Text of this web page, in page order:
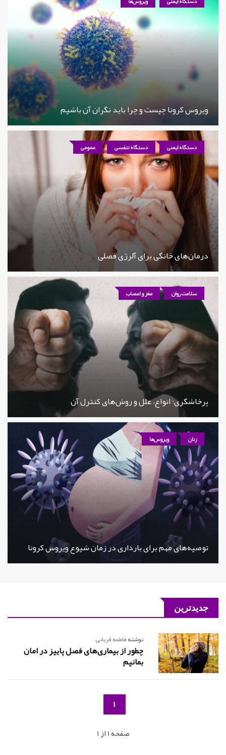
ویروس کرونا چیست و چرا باید نگران آن باشیم
دستگاه ایمنی دستگاه تنفسی عمومی
درمان‌های خانگی برای آلرژی فصلی
سلامت روان مغز و اعصاب
پرخاشگری؛ انواع، علل و روش‌های کنترل آن
زنان ویروس‌ها
توصیه‌های مهم برای بارداری در زمان شیوع ویروس کرونا
جدیدترین
نوشتهفاطمه قربانی
چطور از بیماری‌های فصل پاییز در امان
بمانیم
1
صفحه 1 از 1